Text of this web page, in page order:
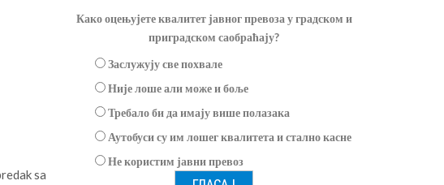
sa
Како оцењујете квалитет јавног превоза у градском и
приградском саобраћају?
Заслужују све похвале
Није лоше али може и боље
Требало би да имају више полазака
Аутобуси су им лошег квалитета и стално касне
Не користим јавни превоз